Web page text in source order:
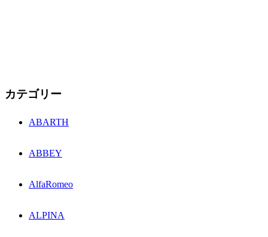
カテゴリー
ABARTH
ABBEY
AlfaRomeo
ALPINA